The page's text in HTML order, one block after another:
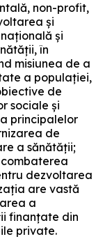
non-profit,
și
și
în
misiunea de a
a populației,
de
sociale și
principalelor
de
a sănătății;
dezvoltarea
are vastă
a
finanțate din
private.